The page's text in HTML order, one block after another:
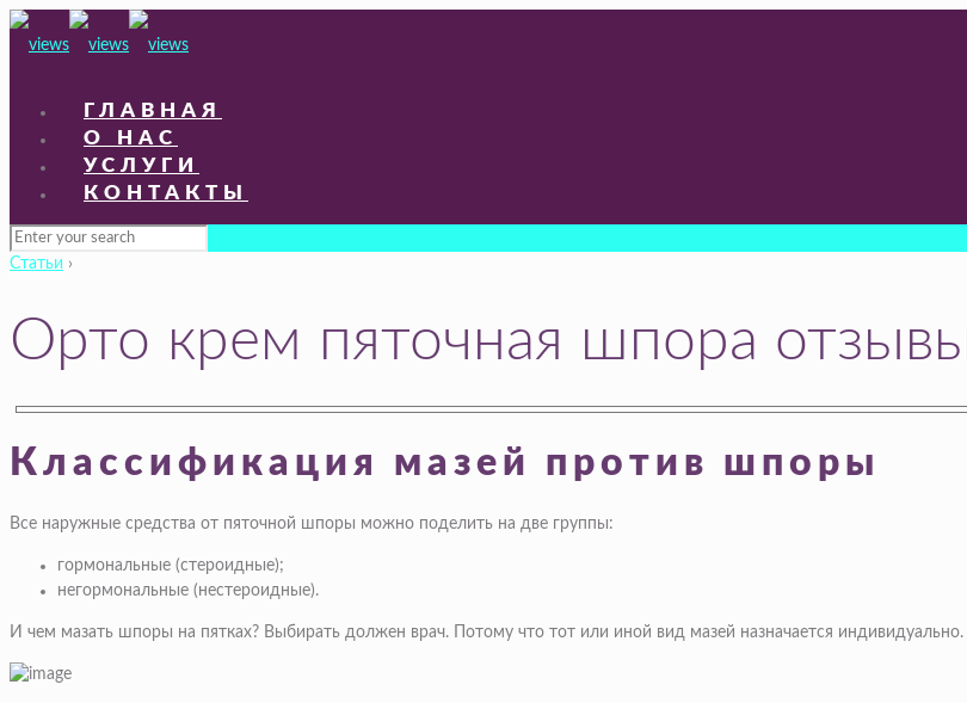
ГЛАВНАЯ
О НАС
УСЛУГИ
КОНТАКТЫ
Статьи ›
Орто крем пяточная шпора
Классификация мазей против шпоры
Все наружные средства от пяточной шпоры можно поделить на две группы:
гормональные (стероидные);
негормональные (нестероидные).
И чем мазать шпоры на пятках? Выбирать должен врач. Потому что тот или иной вид мазей назначается индивидуально.